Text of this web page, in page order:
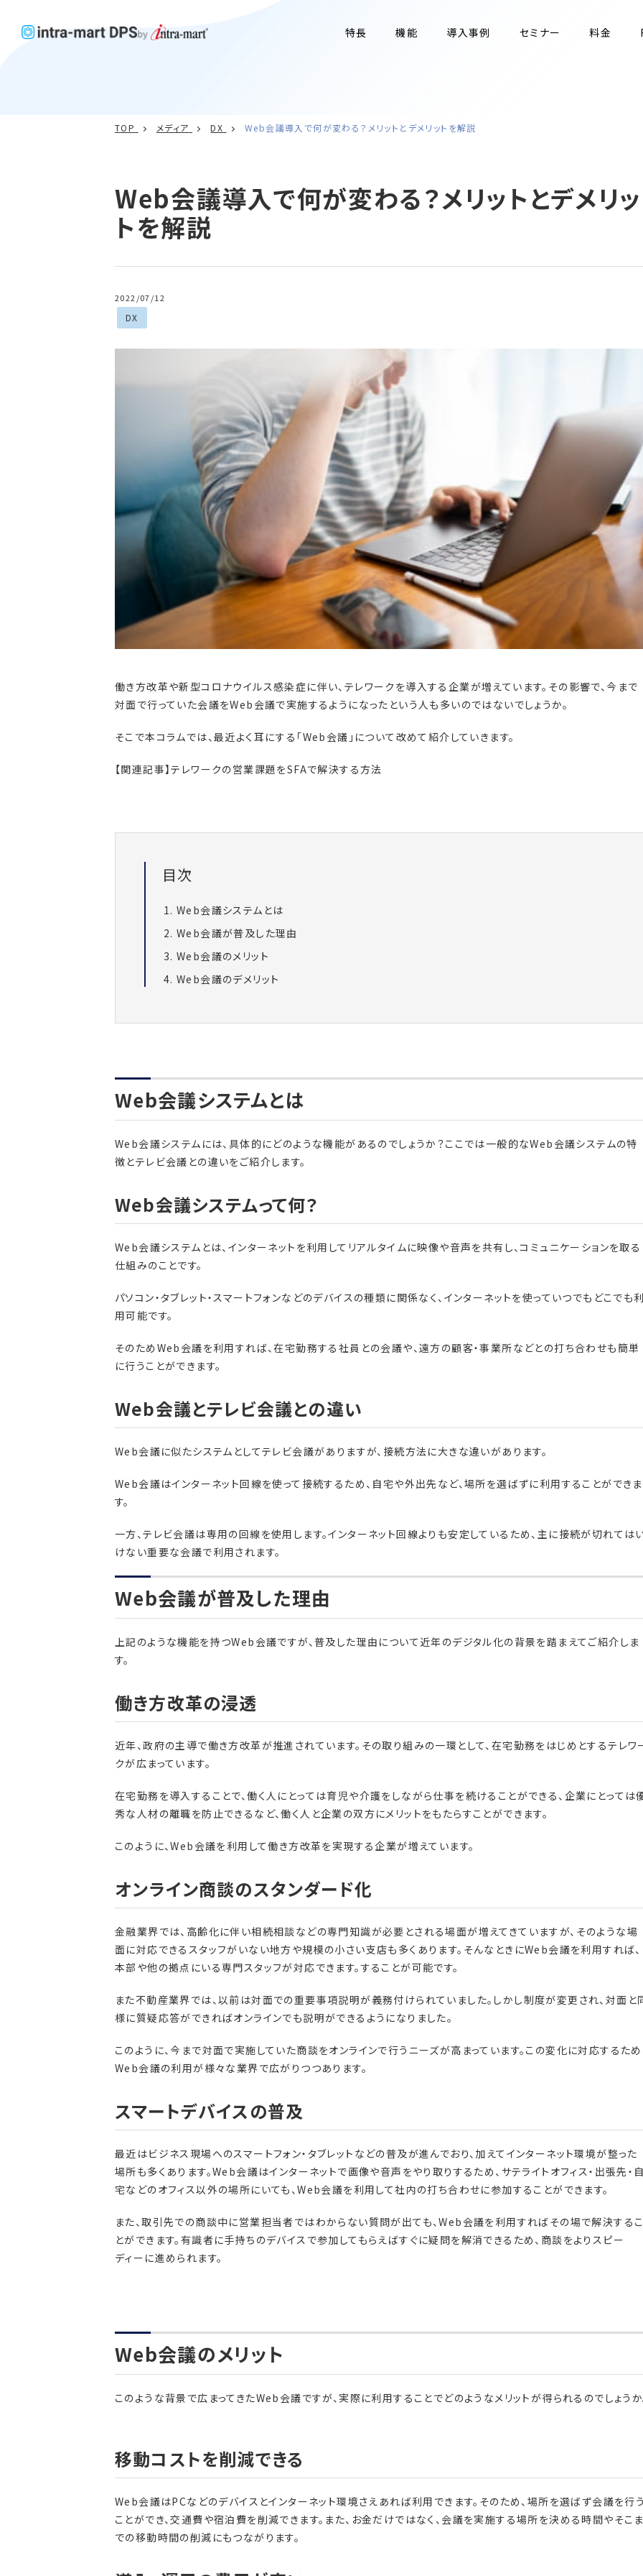
特長 機能 導入事例 セミナー 料金
TOP メディア DX Web会議導入で何が変わる？メリットとデメリットを解説
Web会議導入で何が変わる？メリットとデメリッ
トを解説
2022/07/12
DX
働き方改革や新型コロナウイルス感染症に伴い、テレワークを導入する企業が増えています。その影響で、今まで
対面で行っていた会議をWeb会議で実施するようになったという人も多いのではないでしょうか。
そこで本コラムでは、最近よく耳にする「Web会議」について改めて紹介していきます。
【関連記事】テレワークの営業課題をSFAで解決する方法
目次
Web会議システムとは
Web会議が普及した理由
Web会議のメリット
Web会議のデメリット
Web会議システムとは
Web会議システムには、具体的にどのような機能があるのでしょうか？ここでは一般的なWeb会議システムの特
徴とテレビ会議との違いをご紹介します。
Web会議システムって何？
Web会議システムとは、インターネットを利用してリアルタイムに映像や音声を共有し、コミュニケーションを取る
仕組みのことです。
パソコン・タブレット・スマートフォンなどのデバイスの種類に関係なく、インターネットを使っていつでもどこでも
用可能です。
そのためWeb会議を利用すれば、在宅勤務する社員との会議や、遠方の顧客・事業所などとの打ち合わせも簡単
に行うことができます。
Web会議とテレビ会議との違い
Web会議に似たシステムとしてテレビ会議がありますが、接続方法に大きな違いがあります。
Web会議はインターネット回線を使って接続するため、自宅や外出先など、場所を選ばずに利用することができま
す。
一方、テレビ会議は専用の回線を使用します。インターネット回線よりも安定しているため、主に接続が切れては
けない重要な会議で利用されます。
Web会議が普及した理由
上記のような機能を持つWeb会議ですが、普及した理由について近年のデジタル化の背景を踏まえてご紹介しま
す。
働き方改革の浸透
近年、政府の主導で働き方改革が推進されています。その取り組みの一環として、在宅勤務をはじめとするテレワ
クが広まっています。
在宅勤務を導入することで、働く人にとっては育児や介護をしながら仕事を続けることができる、企業にとっては
秀な人材の離職を防止できるなど、働く人と企業の双方にメリットをもたらすことができます。
このように、Web会議を利用して働き方改革を実現する企業が増えています。
オンライン商談のスタンダード化
金融業界では、高齢化に伴い相続相談などの専門知識が必要とされる場面が増えてきていますが、そのような場
面に対応できるスタッフがいない地方や規模の小さい支店も多くあります。そんなときにWeb会議を利用すれば、
本部や他の拠点にいる専門スタッフが対応できます。することが可能です。
また不動産業界では、以前は対面での重要事項説明が義務付けられていました。しかし制度が変更され、対面と
様に質疑応答ができればオンラインでも説明ができるようになりました。
このように、今まで対面で実施していた商談をオンラインで行うニーズが高まっています。この変化に対応するため
Web会議の利用が様々な業界で広がりつつあります。
スマートデバイスの普及
最近はビジネス現場へのスマートフォン・タブレットなどの普及が進んでおり、加えてインターネット環境が整った
場所も多くあります。Web会議はインターネットで画像や音声をやり取りするため、サテライトオフィス・出張先・
宅などのオフィス以外の場所にいても、Web会議を利用して社内の打ち合わせに参加することができます。
また、取引先での商談中に営業担当者ではわからない質問が出ても、Web会議を利用すればその場で解決する
とができます。有識者に手持ちのデバイスで参加してもらえばすぐに疑問を解消できるため、商談をよりスピー
ディーに進められます。
Web会議のメリット
このような背景で広まってきたWeb会議ですが、実際に利用することでどのようなメリットが得られるのでしょうか
移動コストを削減できる
Web会議はPCなどのデバイスとインターネット環境さえあれば利用できます。そのため、場所を選ばず会議を行
ことができ、交通費や宿泊費を削減できます。また、お金だけではなく、会議を実施する場所を決める時間やそこ
での移動時間の削減にもつながります。